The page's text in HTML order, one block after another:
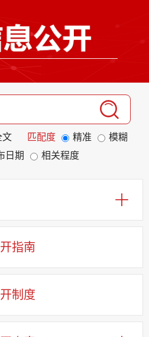
文 匹配度 精准
模糊
日期 相关程度
指南
制度